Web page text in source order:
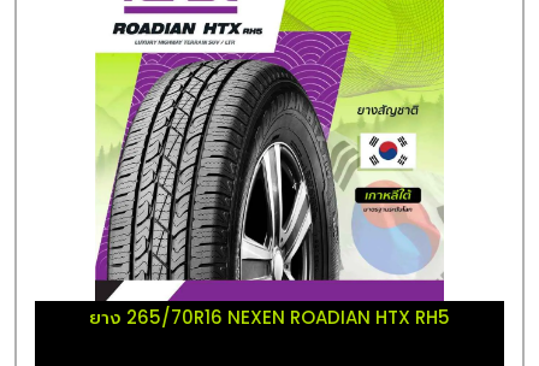
ยาง 265/70R16 NEXEN ROADIAN HTX RH5